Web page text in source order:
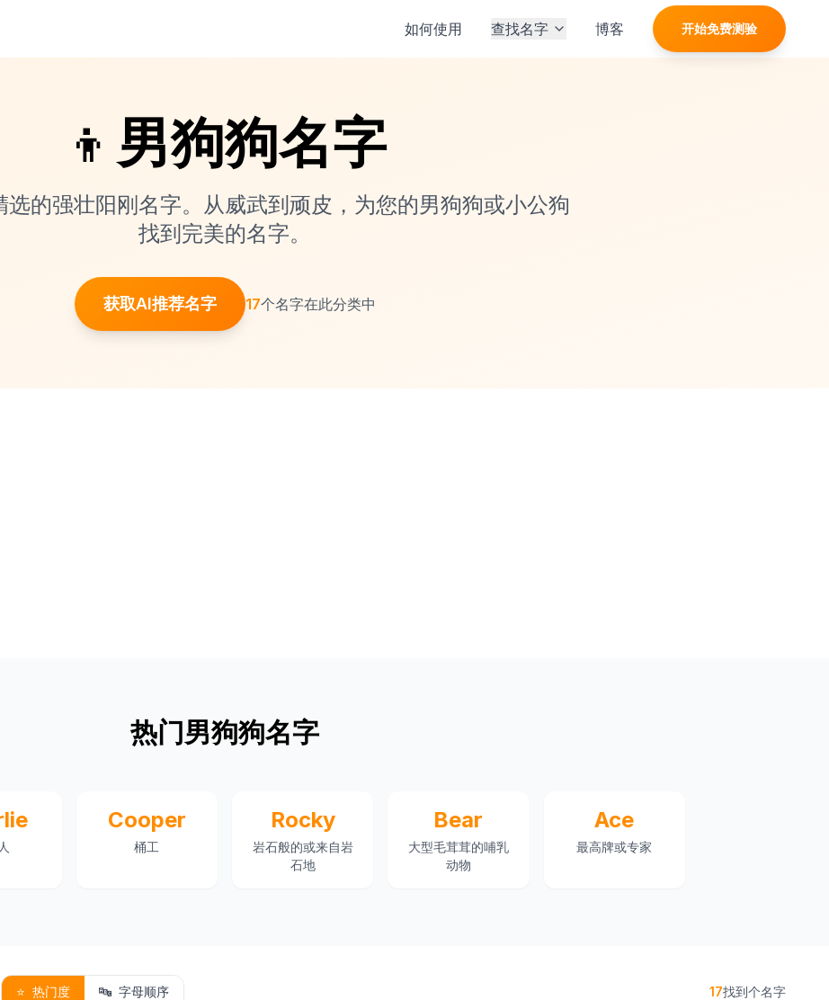
如何使用 查找名字 博客 开始免费测验
👦 男狗狗名字
选的强壮阳刚名字。从威武到顽皮，为您的男狗狗或小公狗
找到完美的名字。
获取AI推荐名字 17个名字在此分类中
热门男狗狗名字
Cooper
桶工
Rocky
岩石般的或来自岩
石地
Bear
大型毛茸茸的哺乳
动物
Ace
最高牌或专家
⭐ 热门度 🔤 字母顺序 17找到个名字